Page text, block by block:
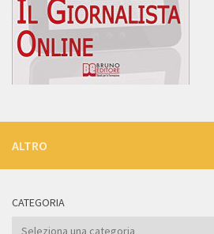
ALTRO
CATEGORIA
Categoria